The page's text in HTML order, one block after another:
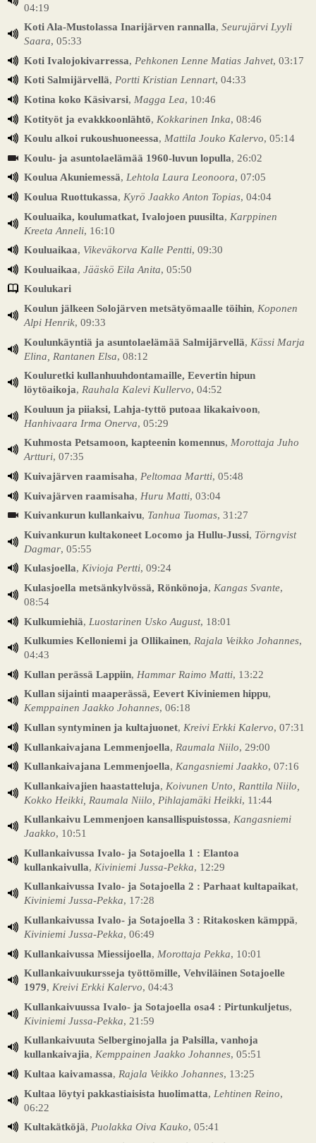
04:19
Koti Ala-Mustolassa Inarijärven rannalla, Seurujärvi Lyyli
Saara, 05:33
Koti Ivalojokivarressa, Pehkonen Lenne Matias Jahvet, 03:17
Koti Salmijärvellä, Portti Kristian Lennart, 04:33
Kotina koko Käsivarsi, Magga Lea, 10:46
Kotityöt ja evakkkoonlähtö, Kokkarinen Inka, 08:46
Koulu alkoi rukoushuoneessa, Mattila Jouko Kalervo, 05:14
Koulu- ja asuntolaelämää 1960-luvun lopulla, 26:02
Koulua Akuniemessä, Lehtola Laura Leonoora, 07:05
Koulua Ruottukassa, Kyrö Jaakko Anton Topias, 04:04
Kouluaika, koulumatkat, Ivalojoen puusilta, Karppinen
Kreeta Anneli, 16:10
Kouluaikaa, Vikeväkorva Kalle Pentti, 09:30
Kouluaikaa, Jääskö Eila Anita, 05:50
Koulukari
Koulun jälkeen Solojärven metsätyömaalle töihin, Koponen
Alpi Henrik, 09:33
Koulunkäyntiä ja asuntolaelämää Salmijärvellä, Kässi Marja
Elina, Rantanen Elsa, 08:12
Kouluretki kullanhuuhdontamaille, Eevertin hipun
löytöaikoja, Rauhala Kalevi Kullervo, 04:52
Kouluun ja piiaksi, Lahja-tyttö putoaa likakaivoon,
Hanhivaara Irma Onerva, 05:29
Kuhmosta Petsamoon, kapteenin komennus, Morottaja Juho
Artturi, 07:35
Kuivajärven raamisaha, Peltomaa Martti, 05:48
Kuivajärven raamisaha, Huru Matti, 03:04
Kuivankurun kullankaivu, Tanhua Tuomas, 31:27
Kuivankurun kultakoneet Locomo ja Hullu-Jussi, Törngvist
Dagmar, 05:55
Kulasjoella, Kivioja Pertti, 09:24
Kulasjoella metsänkylvössä, Rönkönoja, Kangas Svante,
08:54
Kulkumiehiä, Luostarinen Usko August, 18:01
Kulkumies Kelloniemi ja Ollikainen, Rajala Veikko Johannes,
04:43
Kullan perässä Lappiin, Hammar Raimo Matti, 13:22
Kullan sijainti maaperässä, Eevert Kiviniemen hippu,
Kemppainen Jaakko Johannes, 06:18
Kullan syntyminen ja kultajuonet, Kreivi Erkki Kalervo, 07:31
Kullankaivajana Lemmenjoella, Raumala Niilo, 29:00
Kullankaivajana Lemmenjoella, Kangasniemi Jaakko, 07:16
Kullankaivajien haastatteluja, Koivunen Unto, Ranttila Niilo,
Kokko Heikki, Raumala Niilo, Pihlajamäki Heikki, 11:44
Kullankaivu Lemmenjoen kansallispuistossa, Kangasniemi
Jaakko, 10:51
Kullankaivussa Ivalo- ja Sotajoella 1 : Elantoa
kullankaivulla, Kiviniemi Jussa-Pekka, 12:29
Kullankaivussa Ivalo- ja Sotajoella 2 : Parhaat kultapaikat,
Kiviniemi Jussa-Pekka, 17:28
Kullankaivussa Ivalo- ja Sotajoella 3 : Ritakosken kämppä,
Kiviniemi Jussa-Pekka, 06:49
Kullankaivussa Miessijoella, Morottaja Pekka, 10:01
Kullankaivuukursseja työttömille, Vehviläinen Sotajoelle
1979, Kreivi Erkki Kalervo, 04:43
Kullankaivuussa Ivalo- ja Sotajoella osa4 : Pirtunkuljetus,
Kiviniemi Jussa-Pekka, 21:59
Kullankaivuuta Selberginojalla ja Palsilla, vanhoja
kullankaivajia, Kemppainen Jaakko Johannes, 05:51
Kultaa kaivamassa, Rajala Veikko Johannes, 13:25
Kultaa löytyi pakkastiaisista huolimatta, Lehtinen Reino,
06:22
Kultakätköjä, Puolakka Oiva Kauko, 05:41